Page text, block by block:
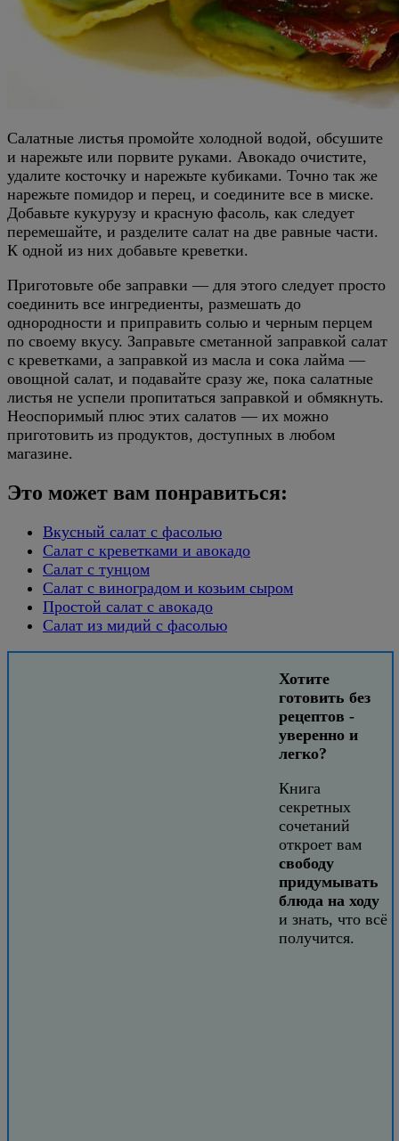
Салатные листья промойте холодной водой, обсушите
и нарежьте или порвите руками. Авокадо очистите,
удалите косточку и нарежьте кубиками. Точно так же
нарежьте помидор и перец, и соедините все в миске.
Добавьте кукурузу и красную фасоль, как следует
перемешайте, и разделите салат на две равные части.
К одной из них добавьте креветки.
Приготовьте обе заправки — для этого следует просто
соединить все ингредиенты, размешать до
однородности и приправить солью и черным перцем
по своему вкусу. Заправьте сметанной заправкой салат
с креветками, а заправкой из масла и сока лайма —
овощной салат, и подавайте сразу же, пока салатные
листья не успели пропитаться заправкой и обмякнуть.
Неоспоримый плюс этих салатов — их можно
приготовить из продуктов, доступных в любом
магазине.
Это может вам понравиться:
Вкусный салат с фасолью
Салат с креветками и авокадо
Салат с тунцом
Салат с виноградом и козьим сыром
Простой салат с авокадо
Салат из мидий с фасолью
Хотите
готовить без
рецептов -
уверенно и
легко?
Книга
секретных
сочетаний
откроет вам
свободу
придумывать
блюда на ходу
и знать, что всё
получится.